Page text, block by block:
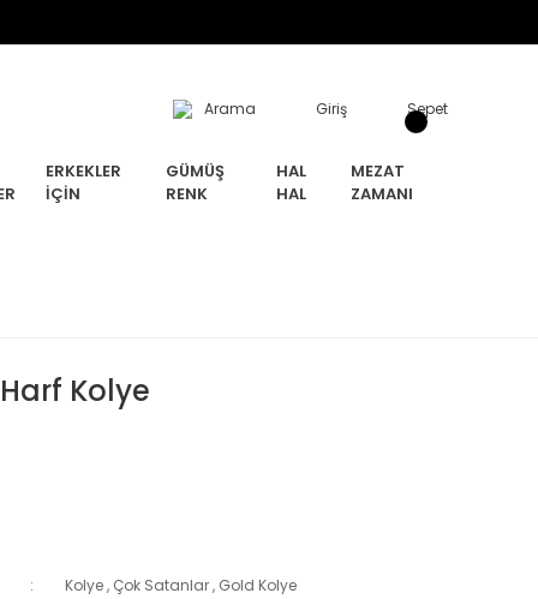
Arama Giriş Sepet
ERKEKLER
İÇIN
GÜMÜŞ
RENK
HAL
HAL
MEZAT
ZAMANI
Kolye
Kolye , Çok Satanlar , Gold Kolye